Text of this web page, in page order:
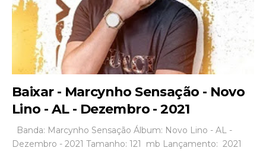
Baixar - Marcynho Sensação - Novo
Lino - AL - Dezembro - 2021
Banda: Marcynho Sensação Álbum: Novo Lino - AL -
Dezembro - 2021 Tamanho: 121 mb Lançamento: 2021